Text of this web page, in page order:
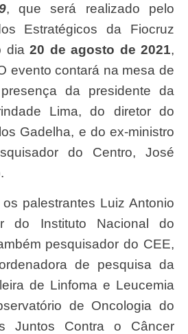
, que será realizado pelo
Estratégicos da Fiocruz
dia20 de agosto de 2021,
evento contará na mesa de
da presidente da
Lima, do diretor do
Gadelha, e do ex-ministro
do Centro, José
do Instituto Nacional do
pesquisador do CEE,
de pesquisa da
de Linfoma e Leucemia
de Oncologia do
Juntos Contra o Câncer